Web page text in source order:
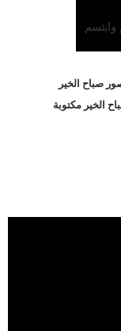
صباح الخير
الخير مكتوبة